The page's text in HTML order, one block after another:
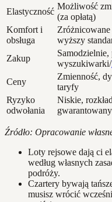
Elastyczność
Możliwość
(za opłatą)
Komfort i
obsługa
Zróżnicowane
wyższy
Zakup
Samodzielnie,
wyszukiwarki/
Ceny
Zmienność,
taryfy
Ryzyko
odwołania
Niskie, rozkład
gwarantowany
Źródło: Opracowanie
Loty rejsowe dają ci
według własnych
podróży.
Czartery bywają
musisz wrócić